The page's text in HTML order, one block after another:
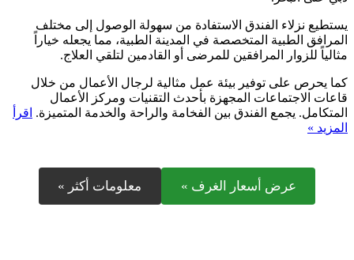
يستطيع نزلاء الفندق الاستفادة من سهولة الوصول إلى مختلف
المرافق الطبية المتخصصة في المدينة الطبية، مما يجعله خياراً
مثالياً للزوار المرافقين للمرضى أو القادمين لتلقي العلاج.
كما يحرص على توفير بيئة عمل مثالية لرجال الأعمال من خلال
قاعات الاجتماعات المجهزة بأحدث التقنيات ومركز الأعمال
المتكامل. يجمع الفندق بين الفخامة والراحة والخدمة المتميزة. اقرأ
المزيد »
عرض أسعار الغرف » معلومات أكثر »